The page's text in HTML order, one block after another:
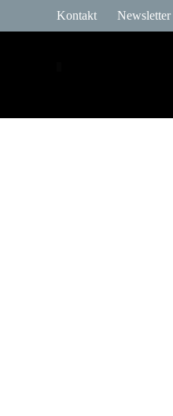
Kontakt Newsletter